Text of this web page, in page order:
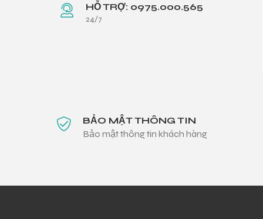
HỖ TRỢ: 0975.000.565
24/7
BẢO MẬT THÔNG TIN
Bảo mật thông tin khách hàng